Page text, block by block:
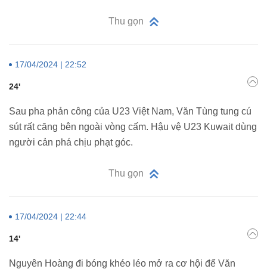
Thu gọn
17/04/2024 | 22:52
24'
Sau pha phản công của U23 Việt Nam, Văn Tùng tung cú
sút rất căng bên ngoài vòng cấm. Hậu vệ U23 Kuwait dùng
người cản phá chịu phạt góc.
Thu gọn
17/04/2024 | 22:44
14'
Nguyên Hoàng đi bóng khéo léo mở ra cơ hội để Văn